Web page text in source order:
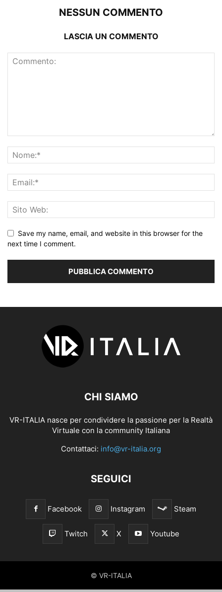
NESSUN COMMENTO
LASCIA UN COMMENTO
Save my name, email, and website in this browser for the
next time I comment.
CHI SIAMO
VR-ITALIA nasce per condividere la passione per la Realtà
Virtuale con la community Italiana
Contattaci: info@vr-italia.org
SEGUICI
Facebook Instagram Steam
Twitch X Youtube
© VR-ITALIA